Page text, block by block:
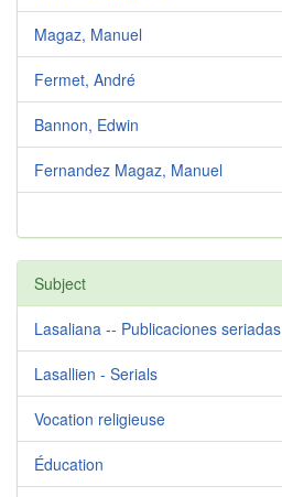
Magaz, Manuel
Fermet, André
Bannon, Edwin
Fernandez Magaz, Manuel
Subject
Lasaliana -- Publicaciones seriadas
Lasallien - Serials
Vocation religieuse
Éducation